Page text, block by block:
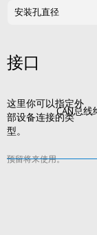
安装孔直径
接口
这里你可以指定外
部设备连接的类
型。
预留将来使用。
CAN总